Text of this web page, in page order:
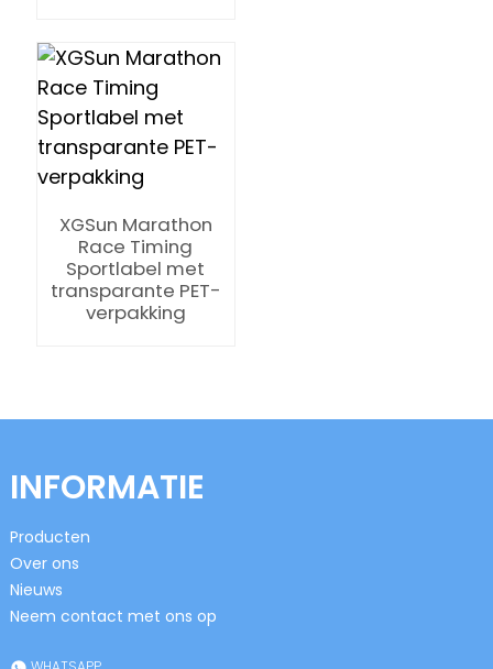
XGSun Marathon
Race Timing
Sportlabel met
transparante PET-
verpakking
INFORMATIE
Producten
Over ons
Nieuws
Neem contact met ons op